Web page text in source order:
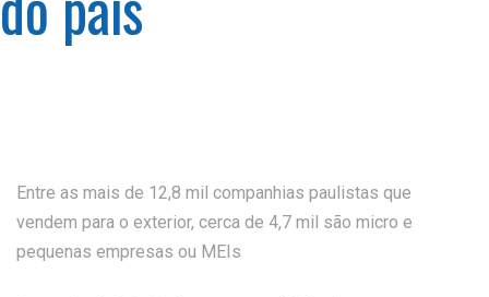
Entre as mais de 12,8 mil companhias paulistas que
vendem para o exterior, cerca de 4,7 mil são micro e
pequenas empresas ou MEIs